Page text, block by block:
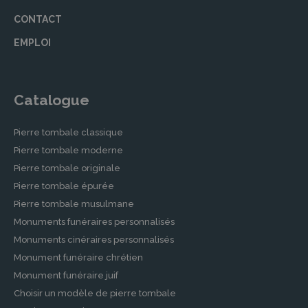
Contrats de Prévoyance Obsèques
planifier à l’avance l’organisation de vos
tranquillité d’esprit en sachant que vos souhaits
seront respectés et que vos proches n’auront
pas à prendre en charge les coûts et
l’organisation des obsèques.
Démarches Après un Décès à
MORLAIX
Accompagnement dans les Démarches
Administratives
CONTACT
EMPLOI
Catalogue
Pierre tombale classique
Pierre tombale moderne
Pierre tombale originale
Pierre tombale épurée
Pierre tombale musulmane
Monuments funéraires personnalisés
Monuments cinéraires personnalisés
Monument funéraire chrétien
Monument funéraire juif
Choisir un modèle de pierre tombale